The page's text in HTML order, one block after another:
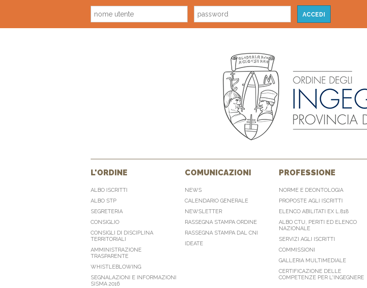
L'ORDINE
ALBO ISCRITTI
ALBO STP
SEGRETERIA
CONSIGLIO
CONSIGLI DI DISCIPLINA
TERRITORIALI
AMMINISTRAZIONE
TRASPARENTE
WHISTLEBLOWING
SEGNALAZIONI E INFORMAZIONI
SISMA 2016
COMUNICAZIONI
NEWS
CALENDARIO GENERALE
NEWSLETTER
RASSEGNA STAMPA ORDINE
RASSEGNA STAMPA DAL CNI
IDEATE
PROFESSIONE
NORME E DEONTOLOGIA
PROPOSTE AGLI ISCRITTI
ELENCO ABILITATI EX L.818
ALBO CTU, PERITI ED ELENCO
NAZIONALE
SERVIZI AGLI ISCRITTI
COMMISSIONI
GALLERIA MULTIMEDIALE
CERTIFICAZIONE DELLE
COMPETENZE PER L'INGEGNERE